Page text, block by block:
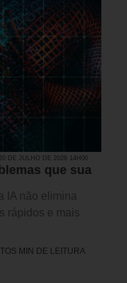
20 DE JULHO DE 2026 14H00
que sua
IA não elimina
rápidos e mais
MIN DE LEITURA